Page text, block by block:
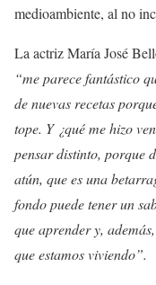
medioambiente, al no
La actriz María José
“me parece fantástico
de nuevas recetas
tope. Y ¿qué me hizo
pensar distinto, porque
atún, que es una
fondo puede tener un
que aprender y,
que estamos viviendo”.